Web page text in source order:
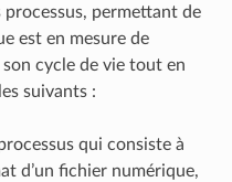
processus, permettant de
est en mesure de
cycle de vie tout en
suivants :
qui consiste à
d’un fichier numérique,